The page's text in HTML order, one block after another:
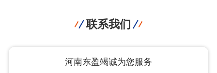
联系我们
河南东盈竭诚为您服务